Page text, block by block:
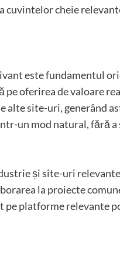
cuvintelor cheie
este fundamentul
pe oferirea de valoare
alte site-uri, generând
un mod natural, fără
și site-uri
la proiecte
platforme relevante